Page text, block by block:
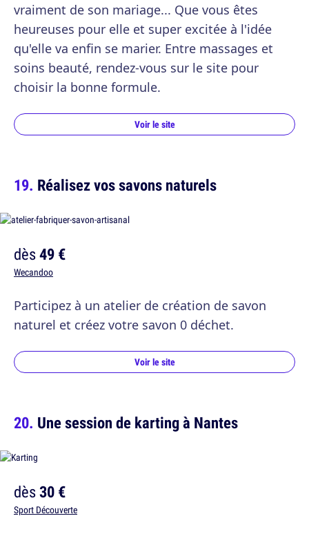
vraiment de son mariage... Que vous êtes
heureuses pour elle et super excitée à l'idée
qu'elle va enfin se marier. Entre massages et
soins beauté, rendez-vous sur le site pour
choisir la bonne formule.
Voir le site
Réalisez vos savons naturels
dès49 €
Wecandoo
Participez à un atelier de création de savon
naturel et créez votre savon 0 déchet.
Voir le site
Une session de karting à Nantes
dès30 €
Sport Découverte